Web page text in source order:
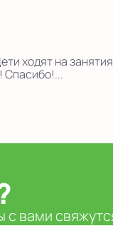
ходят на
Спасибо!...
с вами